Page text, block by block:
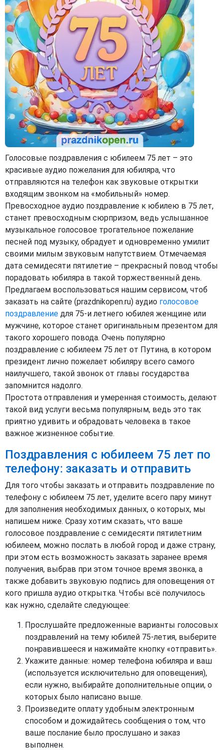
Голосовые поздравления с юбилеем 75 лет – это
красивые аудио пожелания для юбиляра, что
отправляются на телефон как звуковые открытки
входящим звонком на «мобильный» номер.
Превосходное аудио поздравление к юбилею в 75 лет,
станет превосходным сюрпризом, ведь услышанное
музыкальное голосовое трогательное пожелание
песней под музыку, обрадует и одновременно умилит
своими милым звуковым напутствием. Отмечаемая
дата семидесяти пятилетие – прекрасный повод чтобы
порадовать юбиляра в такой торжественный день.
Предлагаем воспользоваться нашим сервисом, чтоб
заказать на сайте (prazdnikopen.ru) аудио голосовое
поздравление для 75-и летнего юбилея женщине или
мужчине, которое станет оригинальным презентом для
такого хорошего повода. Очень популярно
поздравление с юбилеем 75 лет от Путина, в котором
президент лично пожелает юбиляру всего самого
наилучшего, такой звонок от главы государства
запомнится надолго.
Простота отправления и умеренная стоимость, делают
такой вид услуги весьма популярным, ведь это так
приятно удивить и обрадовать человека в такое
важное жизненное событие.
Поздравления с юбилеем 75 лет по
телефону: заказать и отправить
Для того чтобы заказать и отправить поздравление по
телефону с юбилеем 75 лет, уделите всего пару минут
для заполнения необходимых данных, о которых, мы
напишем ниже. Сразу хотим сказать, что ваше
голосовое поздравление с семидесяти пятилетним
юбилеем, можно послать в любой город и даже страну,
при этом есть возможность заказать заранее время
получения, выбрав при этом точное время звонка, а
также добавить звуковую подпись для оповещения от
кого пришла аудио открытка. Чтобы всё получилось
как нужно, сделайте следующее:
Прослушайте предложенные варианты голосовых
поздравлений на тему юбилей 75-летия, выберите
понравившееся и нажимайте кнопку «отправить».
Укажите данные: номер телефона юбиляра и ваш
(используется исключительно для оповещения),
если нужно, выбирайте дополнительные опции, о
которых было написано выше.
Произведите оплату удобным электронным
способом и дожидайтесь сообщения о том, что
ваше послание было прослушано и заказ
выполнен.